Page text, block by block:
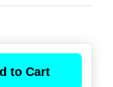
to Cart